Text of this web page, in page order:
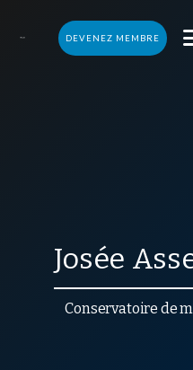
DEVENEZ MEMBRE
Josée
Conservatoire de